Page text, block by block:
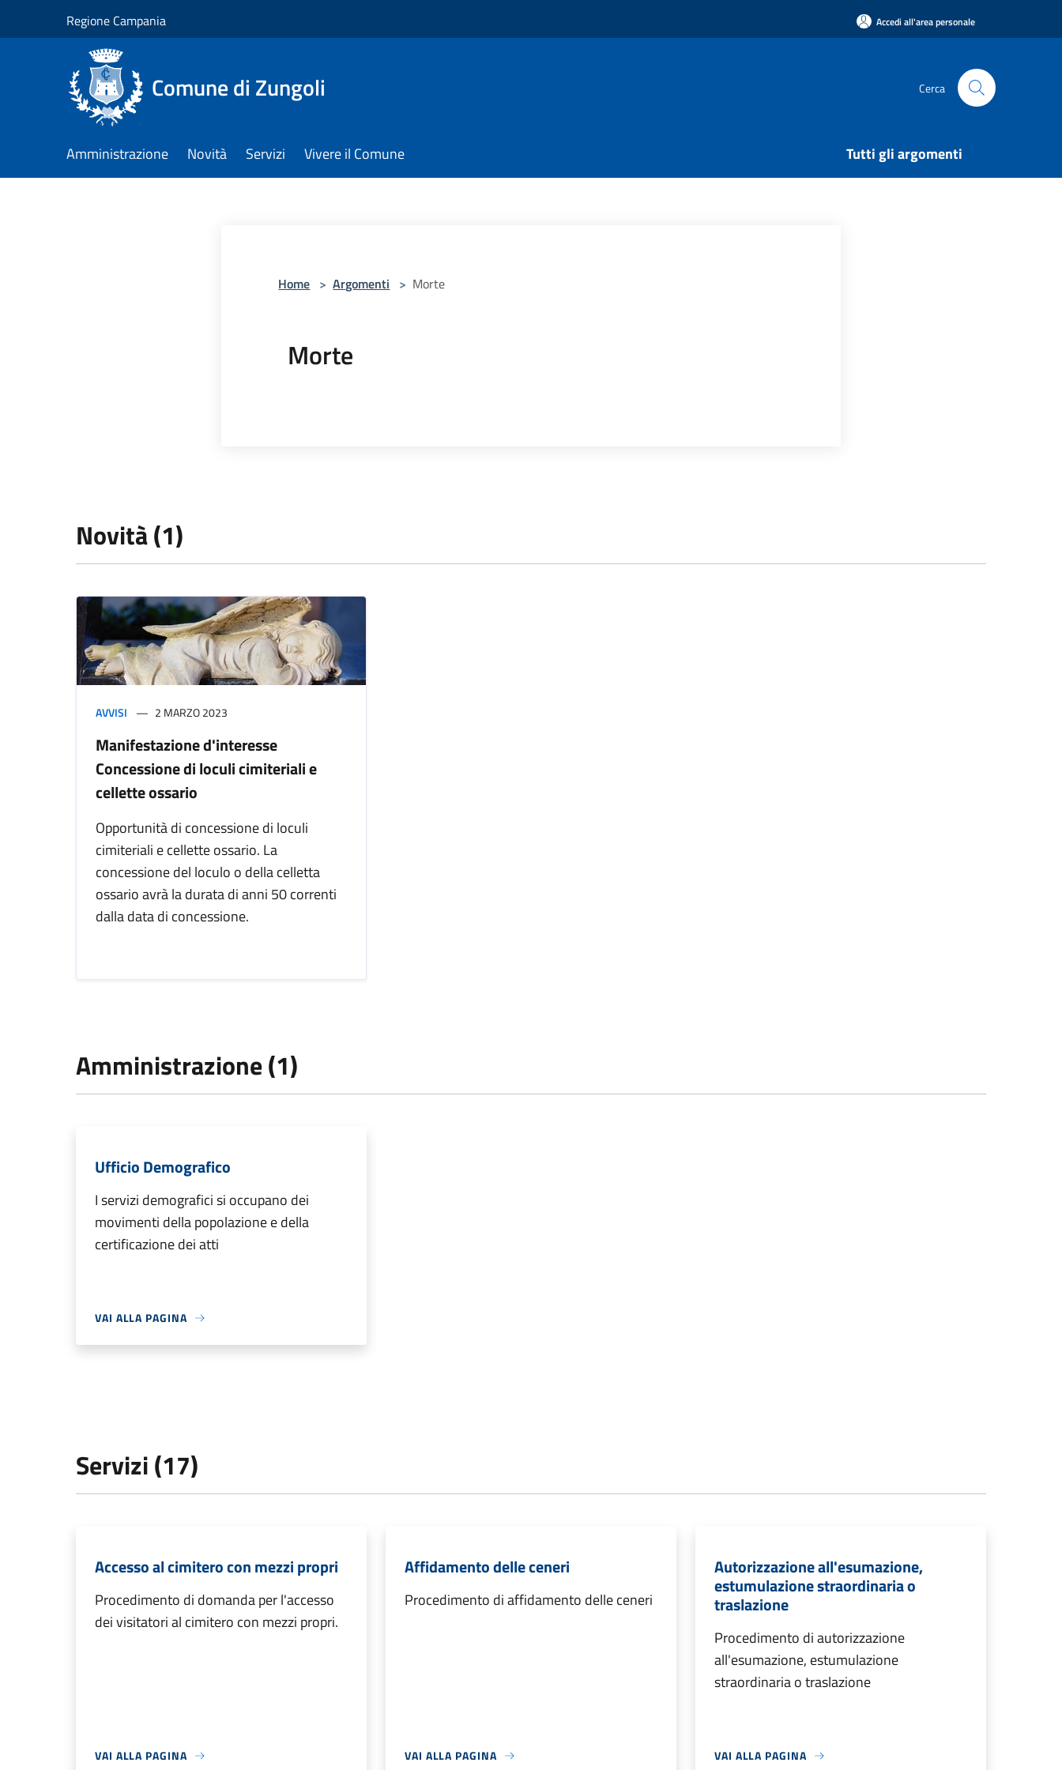
Regione Campania Accedi all'area personale
Comune di Zungoli Cerca
Amministrazione Novità Servizi Vivere il Comune Tutti gli argomenti
Home > Argomenti > Morte
Morte
Novità (1)
AVVISI 2 MARZO 2023
Manifestazione d'interesse
Concessione di loculi cimiteriali e
cellette ossario
Opportunità di concessione di loculi
cimiteriali e cellette ossario. La
concessione del loculo o della celletta
ossario avrà la durata di anni 50 correnti
dalla data di concessione.
Amministrazione (1)
Ufficio Demografico
I servizi demografici si occupano dei
movimenti della popolazione e della
certificazione dei atti
VAI ALLA PAGINA
Servizi (17)
Accesso al cimitero con mezzi propri
Procedimento di domanda per l'accesso
dei visitatori al cimitero con mezzi propri.
VAI ALLA PAGINA
Affidamento delle ceneri
Procedimento di affidamento delle ceneri
VAI ALLA PAGINA
Autorizzazione all'esumazione,
estumulazione straordinaria o
traslazione
Procedimento di autorizzazione
all'esumazione, estumulazione
straordinaria o traslazione
VAI ALLA PAGINA